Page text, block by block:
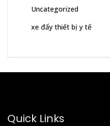
Uncategorized
xe đẩy thiết bị y tế
Quick Links